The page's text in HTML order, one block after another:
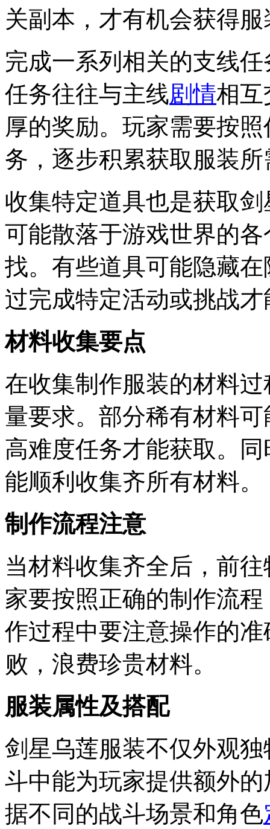
关副本，才有机会获得
完成一系列相关的支线
任务往往与主线剧情相互
厚的奖励。玩家需要按
务，逐步积累获取服装
收集特定道具也是获取
可能散落于游戏世界的
找。有些道具可能隐藏
过完成特定活动或挑战
材料收集要点
在收集制作服装的材料
量要求。部分稀有材料
高难度任务才能获取。
能顺利收集齐所有材料。
制作流程注意
当材料收集齐全后，前
家要按照正确的制作流
作过程中要注意操作的
败，浪费珍贵材料。
服装属性及搭配
剑星乌莲服装不仅外观
斗中能为玩家提供额外
据不同的战斗场景和角色